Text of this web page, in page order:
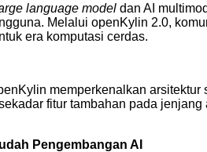
language model dan AI
Melalui openKylin 2.0,
era komputasi cerdas.
memperkenalkan
fitur tambahan pada
Pengembangan AI